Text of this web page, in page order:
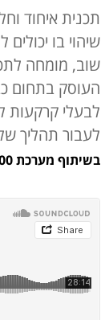
תכנית איחוד
שיהוי בו
שוב, מומחה
העוסק בתחום
לבעלי
לעבור תהליך
בשיתוף מערכת duns 100